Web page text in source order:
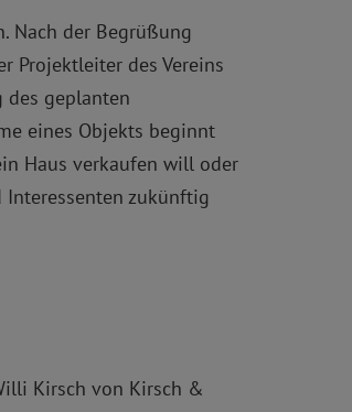
Nach der Begrüßung
Projektleiter des Vereins
des geplanten
eines Objekts beginnt
Haus verkaufen will oder
Interessenten zukünftig
Kirsch von Kirsch &